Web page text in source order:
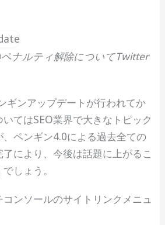
ナルティ解除についてTwitter
ギンアップデートが行われてか
てはSEO業界で大きなトピック
、ペンギン4.0による過去全ての
により、今後は話題に上がるこ
しょう。
ンソールのサイトリンクメニュ